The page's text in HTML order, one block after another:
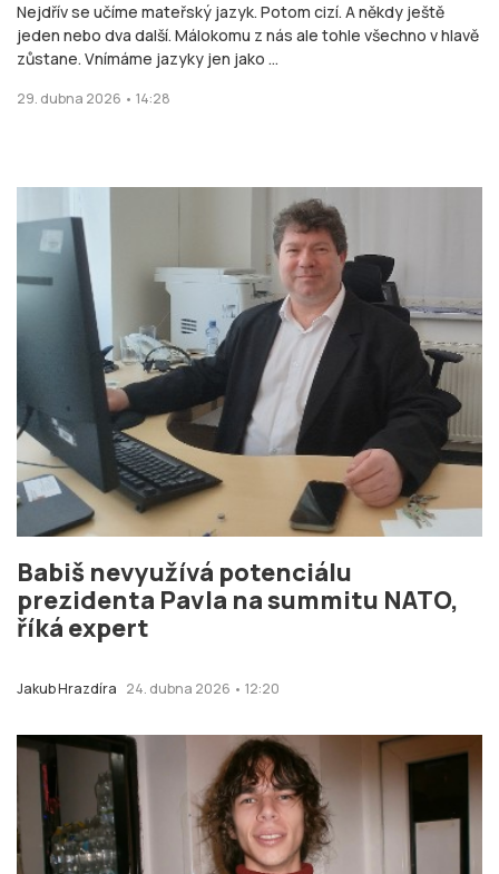
Nejdřív se učíme mateřský jazyk. Potom cizí. A někdy ještě
jeden nebo dva další. Málokomu z nás ale tohle všechno v hlavě
zůstane. Vnímáme jazyky jen jako ...
29. dubna 2026 • 14:28
Babiš nevyužívá potenciálu
prezidenta Pavla na summitu NATO,
říká expert
Jakub Hrazdíra 24. dubna 2026 • 12:20